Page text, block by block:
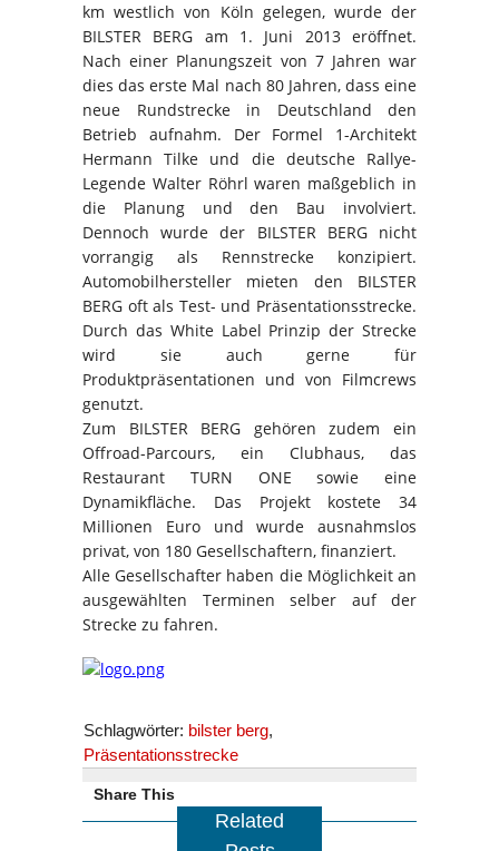
km westlich von Köln gelegen, wurde der
BILSTER BERG am 1. Juni 2013 eröffnet.
Nach einer Planungszeit von 7 Jahren war
dies das erste Mal nach 80 Jahren, dass eine
neue Rundstrecke in Deutschland den
Betrieb aufnahm. Der Formel 1-Architekt
Hermann Tilke und die deutsche Rallye-
Legende Walter Röhrl waren maßgeblich in
die Planung und den Bau involviert.
Dennoch wurde der BILSTER BERG nicht
vorrangig als Rennstrecke konzipiert.
Automobilhersteller mieten den BILSTER
BERG oft als Test- und Präsentationsstrecke.
Durch das White Label Prinzip der Strecke
wird sie auch gerne für
Produktpräsentationen und von Filmcrews
genutzt.
Zum BILSTER BERG gehören zudem ein
Offroad-Parcours, ein Clubhaus, das
Restaurant TURN ONE sowie eine
Dynamikfläche. Das Projekt kostete 34
Millionen Euro und wurde ausnahmslos
privat, von 180 Gesellschaftern, finanziert.
Alle Gesellschafter haben die Möglichkeit an
ausgewählten Terminen selber auf der
Strecke zu fahren.
Schlagwörter: bilster berg,
Präsentationsstrecke
Share This
Related